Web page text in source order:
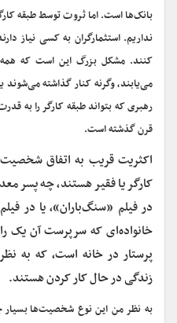
بانک‌ها است. اما ثروت توسط طبقه
نداریم. استثمارگران به کسی نیاز
کنند. مشکل بزرگ این است که
می‌یابند، وگرنه کنار گذاشته می‌شوند
رهبری که بتواند طبقه کارگر را به
قرن گذشته است.
اکثریت قریب به اتفاق
کارگر یا فقیر هستند، چه پسر
در فیلم «سنگ‌باران»، یا در
خانواده‌ای که سرپرست آن یک
پرستار در خانه است، که به
زندگی در حال کار کردن هستند.
به نظر من این نوع شخصیتها